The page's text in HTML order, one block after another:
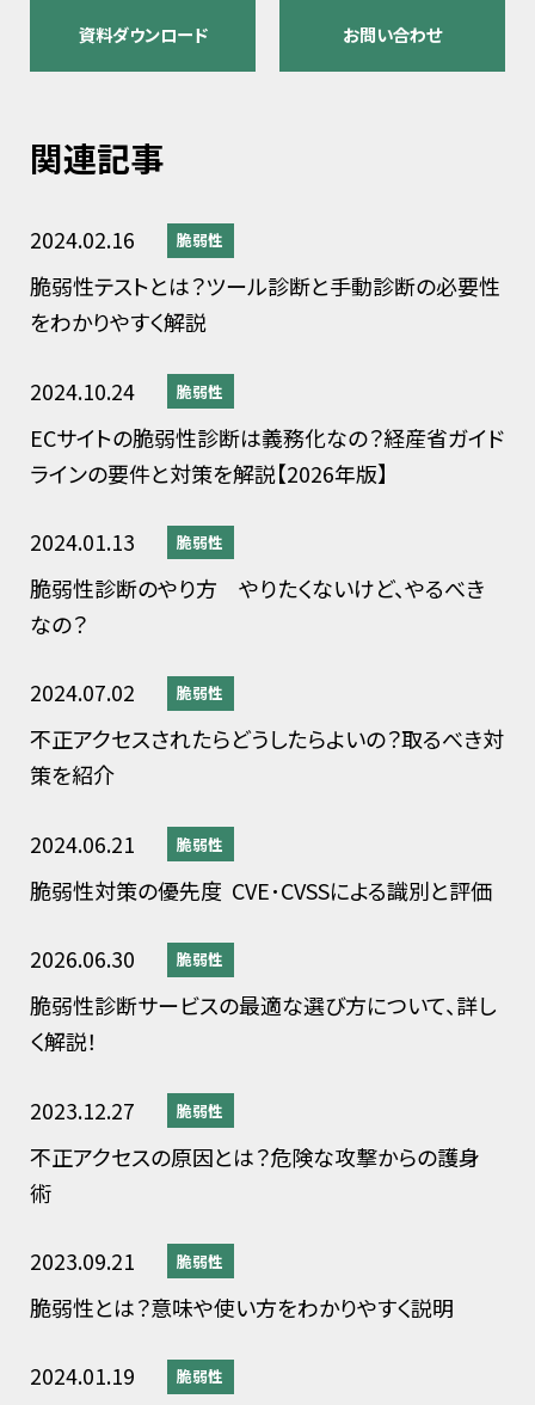
資料ダウンロード お問い合わせ
関連記事
2024.02.16 脆弱性
脆弱性テストとは？ツール診断と手動診断の必要性
をわかりやすく解説
2024.10.24 脆弱性
ECサイトの脆弱性診断は義務化なの？経産省ガイド
ラインの要件と対策を解説【2026年版】
2024.01.13 脆弱性
脆弱性診断のやり方 やりたくないけど、やるべき
なの？
2024.07.02 脆弱性
不正アクセスされたらどうしたらよいの？取るべき対
策を紹介
2024.06.21 脆弱性
脆弱性対策の優先度 CVE･CVSSによる識別と評価
2026.06.30 脆弱性
脆弱性診断サービスの最適な選び方について、詳し
く解説！
2023.12.27 脆弱性
不正アクセスの原因とは？危険な攻撃からの護身
術
2023.09.21 脆弱性
脆弱性とは？意味や使い方をわかりやすく説明
2024.01.19 脆弱性